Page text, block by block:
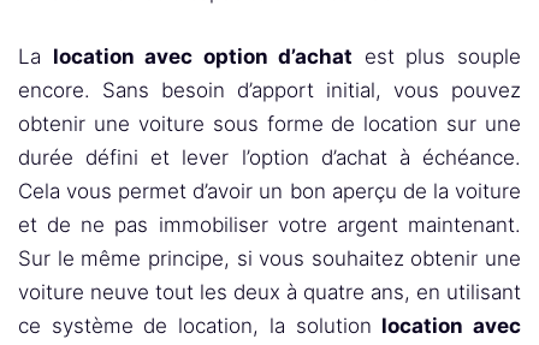
La location avec option d’achat est plus souple
encore. Sans besoin d’apport initial, vous pouvez
obtenir une voiture sous forme de location sur une
durée défini et lever l’option d’achat à échéance.
Cela vous permet d’avoir un bon aperçu de la voiture
et de ne pas immobiliser votre argent maintenant.
Sur le même principe, si vous souhaitez obtenir une
voiture neuve tout les deux à quatre ans, en utilisant
ce système de location, la solution location avec